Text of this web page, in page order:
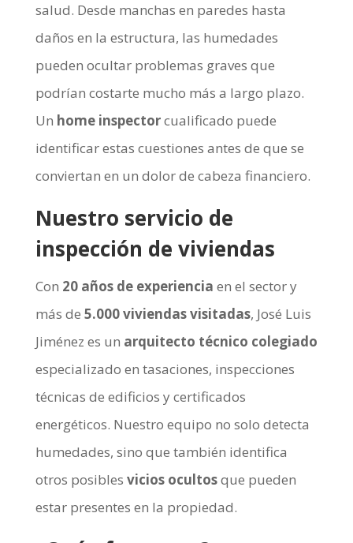
salud. Desde manchas en paredes hasta
daños en la estructura, las humedades
pueden ocultar problemas graves que
podrían costarte mucho más a largo plazo.
Un home inspectorcualificado puede
identificar estas cuestiones antes de que se
conviertan en un dolor de cabeza financiero.
Nuestro servicio de
inspección de viviendas
Con 20 años de experiencia en el sector y
más de 5.000 viviendas visitadas, José Luis
Jiménez es un arquitecto técnico colegiado
especializado en tasaciones, inspecciones
técnicas de edificios y certificados
energéticos. Nuestro equipo no solo detecta
humedades, sino que también identifica
otros posibles vicios ocultosque pueden
estar presentes en la propiedad.